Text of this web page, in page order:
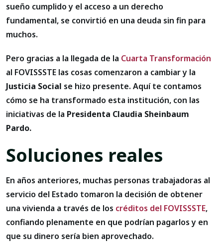
sueño cumplido y el acceso a un derecho
fundamental, se convirtió en una deuda sin fin para
muchos.
Pero gracias a la llegada de la Cuarta Transformación
al FOVISSSTE las cosas comenzaron a cambiar y la
Justicia Social se hizo presente. Aquí te contamos
cómo se ha transformado esta institución, con las
iniciativas de la Presidenta Claudia Sheinbaum
Pardo.
Soluciones reales
En años anteriores, muchas personas trabajadoras al
servicio del Estado tomaron la decisión de obtener
una vivienda a través de los créditos del FOVISSSTE,
confiando plenamente en que podrían pagarlos y en
que su dinero sería bien aprovechado.